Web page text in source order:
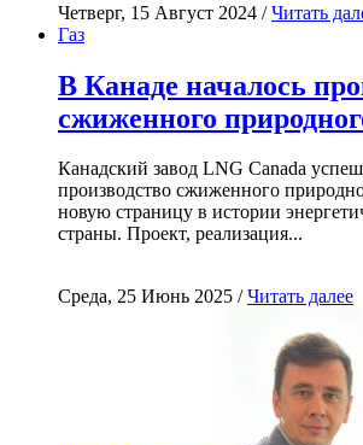
Четверг, 15 Август 2024 /Читать
Газ
В Канаде началось
сжиженного
Канадский завод LNG Canada
производство сжиженного
новую страницу в истории
страны. Проект, реализация...
Среда, 25 Июнь 2025 /Читать далее